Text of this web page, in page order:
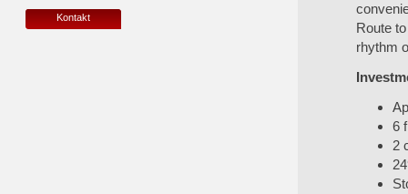
Kontakt
Route
rhythm
6
2